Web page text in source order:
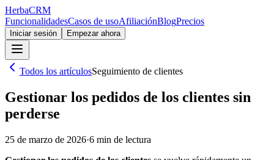
HerbaCRM
FuncionalidadesCasos de usoAfiliaciónBlogPrecios
Iniciar sesión Empezar ahora
Todos los artículosSeguimiento de clientes
Gestionar los pedidos de los clientes sin
perderse
25 de marzo de 2026·6 min de lectura